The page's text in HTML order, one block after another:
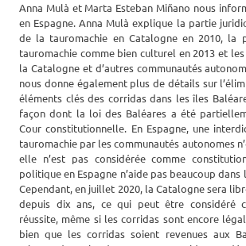
Anna Mulà et Marta Esteban Miñano nous
en Espagne. Anna Mulà explique la partie
de la tauromachie en Catalogne en 2010, la
tauromachie comme bien culturel en 2013 et
la Catalogne et d’autres communautés
nous donne également plus de détails sur
éléments clés des corridas dans les îles
façon dont la loi des Baléares a été
Cour constitutionnelle. En Espagne, une
tauromachie par les communautés autonomes
elle n’est pas considérée comme
politique en Espagne n’aide pas beaucoup
Cependant, en juillet 2020, la Catalogne sera
depuis dix ans, ce qui peut être considéré
réussite, même si les corridas sont encore
bien que les corridas soient revenues aux